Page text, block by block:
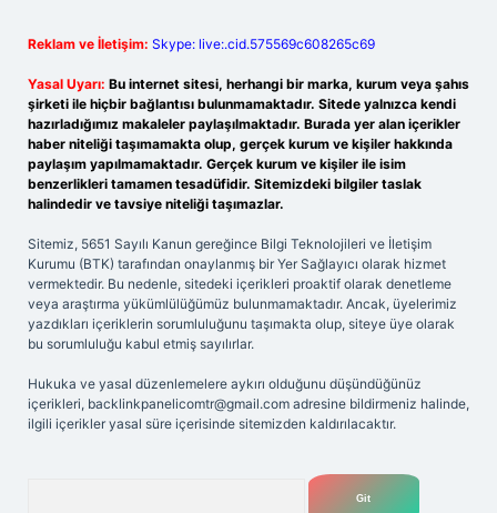
Reklam ve İletişim: Skype: live:.cid.575569c608265c69
Yasal Uyarı: Bu internet sitesi, herhangi bir marka, kurum veya şahıs
şirketi ile hiçbir bağlantısı bulunmamaktadır. Sitede yalnızca kendi
hazırladığımız makaleler paylaşılmaktadır. Burada yer alan içerikler
haber niteliği taşımamakta olup, gerçek kurum ve kişiler hakkında
paylaşım yapılmamaktadır. Gerçek kurum ve kişiler ile isim
benzerlikleri tamamen tesadüfidir. Sitemizdeki bilgiler taslak
halindedir ve tavsiye niteliği taşımazlar.
Sitemiz, 5651 Sayılı Kanun gereğince Bilgi Teknolojileri ve İletişim
Kurumu (BTK) tarafından onaylanmış bir Yer Sağlayıcı olarak hizmet
vermektedir. Bu nedenle, sitedeki içerikleri proaktif olarak denetleme
veya araştırma yükümlülüğümüz bulunmamaktadır. Ancak, üyelerimiz
yazdıkları içeriklerin sorumluluğunu taşımakta olup, siteye üye olarak
bu sorumluluğu kabul etmiş sayılırlar.
Hukuka ve yasal düzenlemelere aykırı olduğunu düşündüğünüz
içerikleri, backlinkpanelicomtr@gmail.com adresine bildirmeniz halinde,
ilgili içerikler yasal süre içerisinde sitemizden kaldırılacaktır.